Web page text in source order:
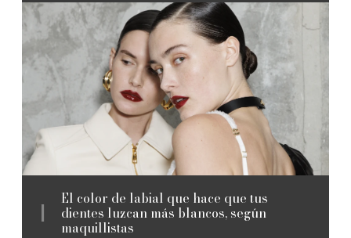
El color de labial que hace que tus
dientes luzcan más blancos, según
maquillistas